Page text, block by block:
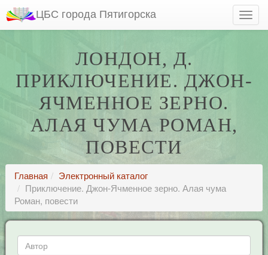
ЦБС города Пятигорска
ЛОНДОН, Д.
ПРИКЛЮЧЕНИЕ. ДЖОН-
ЯЧМЕННОЕ ЗЕРНО.
АЛАЯ ЧУМА РОМАН,
ПОВЕСТИ
Главная
Электронный каталог
Приключение. Джон-Ячменное зерно. Алая чума
Роман, повести